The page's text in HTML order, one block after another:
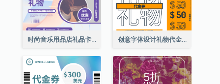
时尚音乐用品店礼品卡 创意字体设计礼物代金券